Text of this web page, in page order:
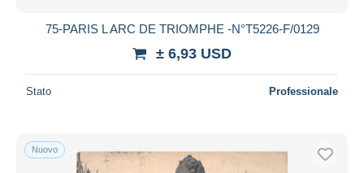
75-PARIS L ARC DE TRIOMPHE -N°T5226-F/0129
± 6,93 USD
Stato Professionale
Nuovo